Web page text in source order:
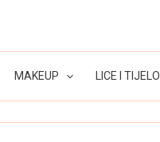
MAKEUP LICE I TIJELO